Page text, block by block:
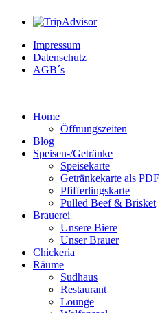
Impressum
Datenschutz
AGB´s
Home
Öffnungszeiten
Blog
Speisen-/Getränke
Speisekarte
Getränkekarte als PDF
Pfifferlingskarte
Pulled Beef & Brisket
Brauerei
Unsere Biere
Unser Brauer
Chickeria
Räume
Sudhaus
Restaurant
Lounge